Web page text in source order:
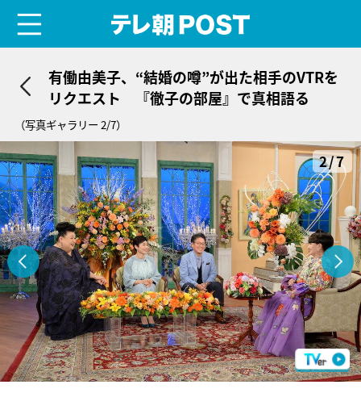
有働由美子、“結婚の噂”が出た相手のVTRを
リクエスト 『徹子の部屋』で真相語る
（写真ギャラリー 2/7）
2/7